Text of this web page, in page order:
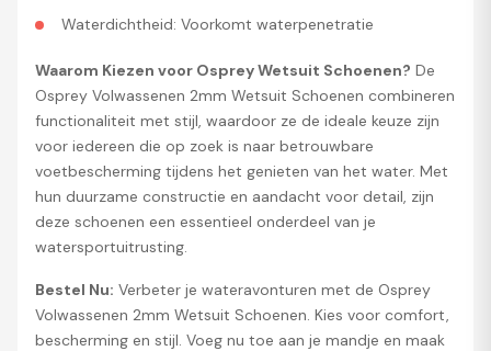
Waterdichtheid: Voorkomt waterpenetratie
Waarom Kiezen voor Osprey Wetsuit Schoenen? De
Osprey Volwassenen 2mm Wetsuit Schoenen combineren
functionaliteit met stijl, waardoor ze de ideale keuze zijn
voor iedereen die op zoek is naar betrouwbare
voetbescherming tijdens het genieten van het water. Met
hun duurzame constructie en aandacht voor detail, zijn
deze schoenen een essentieel onderdeel van je
watersportuitrusting.
Bestel Nu: Verbeter je wateravonturen met de Osprey
Volwassenen 2mm Wetsuit Schoenen. Kies voor comfort,
bescherming en stijl. Voeg nu toe aan je mandje en maak